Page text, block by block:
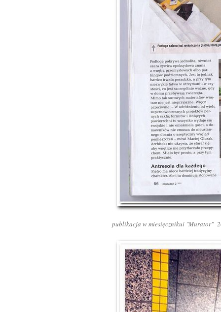
publikacja w miesięcznikui "Murator"